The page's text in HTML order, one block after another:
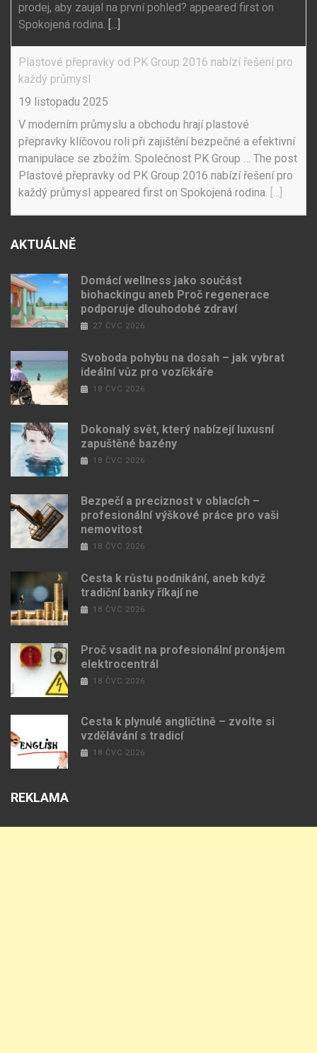
prodej, aby zaujal na první pohled? appeared first on
Spokojená rodina. [...]
Plastové přepravky od PK Group 2016 nabízí řešení pro
každý průmysl
19 listopadu 2025
V moderním průmyslu a obchodu hrají plastové
přepravky klíčovou roli při zajištění bezpečné a efektivní
manipulace se zbožím. Společnost PK Group … The post
Plastové přepravky od PK Group 2016 nabízí řešení pro
každý průmysl appeared first on Spokojená rodina. [...]
AKTUÁLNĚ
Domácí wellness jako součást
biohackingu aneb Proč regenerace
podporuje dlouhodobé zdraví
27 ČVC 2026
Svoboda pohybu na dosah – jak vybrat
ideální vůz pro vozíčkáře
18 ČVC 2026
Dokonalý svět, který nabízejí luxusní
zapuštěné bazény
18 ČVC 2026
Bezpečí a preciznost v oblacích –
profesionální výškové práce pro vaši
nemovitost
18 ČVC 2026
Cesta k růstu podnikání, aneb když
tradiční banky říkají ne
18 ČVC 2026
Proč vsadit na profesionální pronájem
elektrocentrál
18 ČVC 2026
Cesta k plynulé angličtině – zvolte si
vzdělávání s tradicí
18 ČVC 2026
REKLAMA